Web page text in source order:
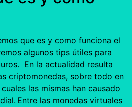
que es y como funciona el
algunos tips útiles para
En la actualidad resulta
criptomonedas, sobre todo en
las mismas han causado
Entre las monedas virtuales